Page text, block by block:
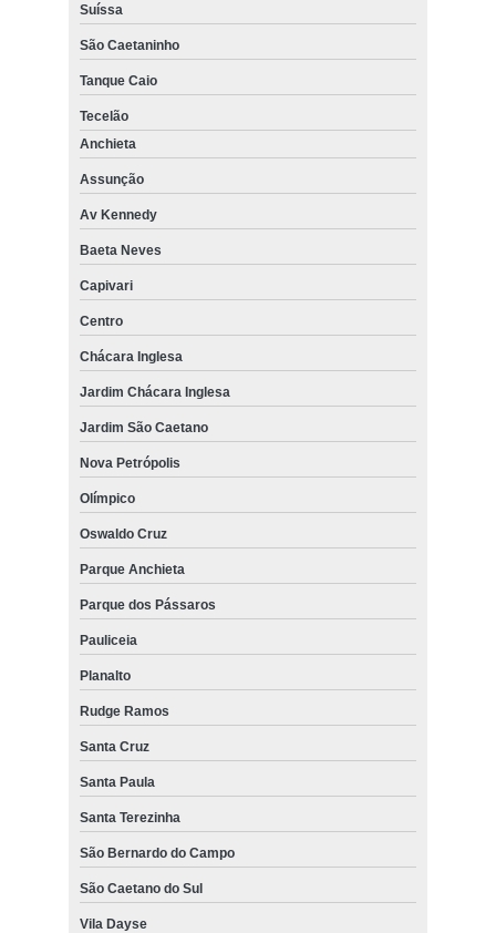
Suíssa
São Caetaninho
Tanque Caio
Tecelão
Anchieta
Assunção
Av Kennedy
Baeta Neves
Capivari
Centro
Chácara Inglesa
Jardim Chácara Inglesa
Jardim São Caetano
Nova Petrópolis
Olímpico
Oswaldo Cruz
Parque Anchieta
Parque dos Pássaros
Pauliceia
Planalto
Rudge Ramos
Santa Cruz
Santa Paula
Santa Terezinha
São Bernardo do Campo
São Caetano do Sul
Vila Dayse